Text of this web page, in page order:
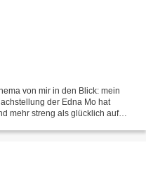
von mir in den Blick: mein
der Edna Mo hat
mehr streng als glücklich auf